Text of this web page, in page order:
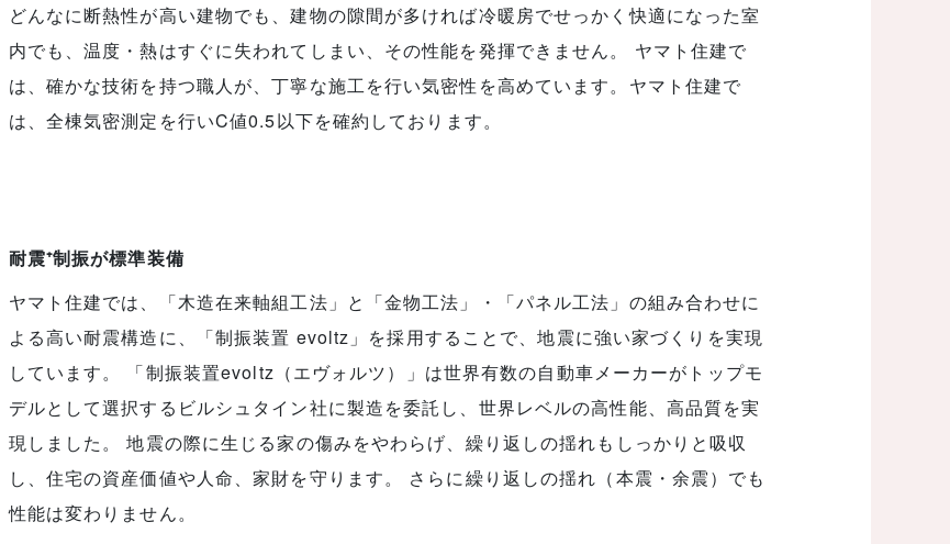
どんなに断熱性が高い建物でも、建物の隙間が多ければ冷暖房でせっかく快適になった室
内でも、温度・熱はすぐに失われてしまい、その性能を発揮できません。 ヤマト住建で
は、確かな技術を持つ職人が、丁寧な施工を行い気密性を高めています。ヤマト住建で
は、全棟気密測定を行いC値0.5以下を確約しております。
耐震⁺制振が標準装備
ヤマト住建では、「木造在来軸組工法」と「金物工法」・「パネル工法」の組み合わせに
よる高い耐震構造に、「制振装置 evoltz」を採用することで、地震に強い家づくりを実現
しています。 「制振装置evoltz（エヴォルツ）」は世界有数の自動車メーカーがトップモ
デルとして選択するビルシュタイン社に製造を委託し、世界レベルの高性能、高品質を実
現しました。 地震の際に生じる家の傷みをやわらげ、繰り返しの揺れもしっかりと吸収
し、住宅の資産価値や人命、家財を守ります。 さらに繰り返しの揺れ（本震・余震）でも
性能は変わりません。